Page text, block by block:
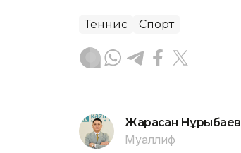
Теннис Спорт
Жарасқан Нұрыбаев
Муаллиф